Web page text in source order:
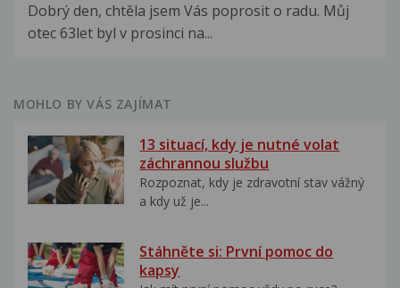
Dobrý den, chtěla jsem Vás poprosit o radu. Můj
otec 63let byl v prosinci na...
MOHLO BY VÁS ZAJÍMAT
13 situací, kdy je nutné volat
záchrannou službu
Rozpoznat, kdy je zdravotní stav vážný
a kdy už je...
Stáhněte si: První pomoc do
kapsy